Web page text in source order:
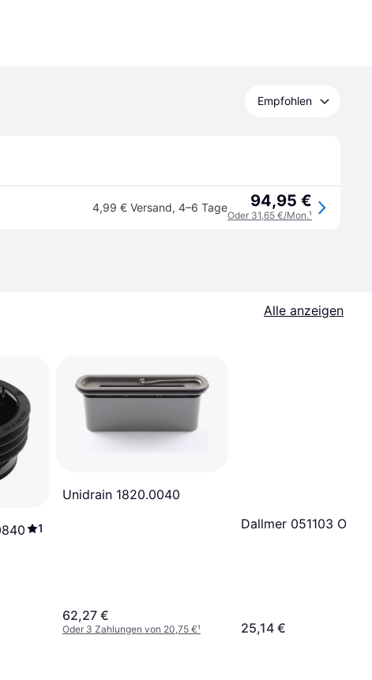
Empfohlen
4,99 € Versand, 4–6 Tage 94,95 €
Oder 31,65 €/Mon.¹
Alle anzeigen
1
Unidrain 1820.0040
62,27 €
Oder 3 Zahlungen von 20,75 €¹
Dallmer 051103 Odor
25,14 €